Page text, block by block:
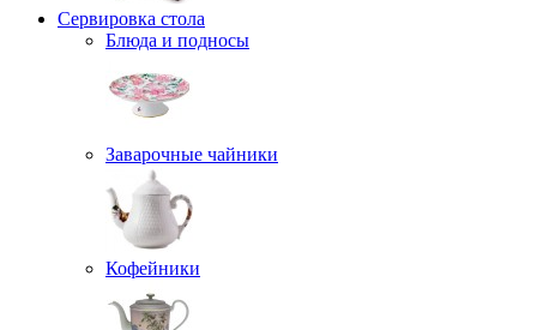
Сервировка стола
Блюда и подносы
Заварочные чайники
Кофейники